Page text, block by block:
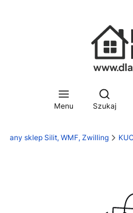
Menu
Otwórz
Szukaj
sklep Silit, WMF, Zwilling